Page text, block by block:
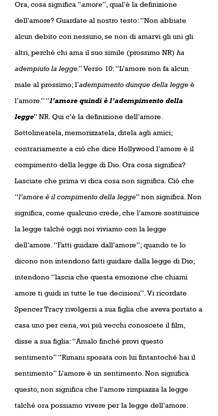
Ora, cosa significa “amore”, qual’è la definizione
dell’amore? Guardate al nostro testo: “Non abbiate
alcun debito con nessuno, se non di amarvi gli uni gli
altri, perché chi ama il suo simile (prossimo NR) ha
adempiuto la legge.” Verso 10: “L’amore non fa alcun
male al prossimo; l’adempimento dunque della legge è
l’amore.” “l’amore quindi è l’adempimento della
legge” NR. Qui c’è la definizione dell’amore.
Sottolineatela, memorizzatela, ditela agli amici;
contrariamente a ciò che dice Hollywood l’amore è il
compimento della legge di Dio. Ora cosa significa?
Lasciate che prima vi dica cosa non significa. Ciò che
“l’amore è il compimento della legge” non significa. Non
significa, come qualcuno crede, che l’amore sostituisce
la legge talché oggi noi viviamo con la legge
dell’amore. “Fatti guidare dall’amore”; quando te lo
dicono non intendono fatti guidare dalla legge di Dio;
intendono “lascia che questa emozione che chiami
amore ti guidi in tutte le tue decisioni”. Vi ricordate
Spencer Tracy rivolgersi a sua figlia che aveva portato a
casa uno per cena, voi più vecchi conoscete il film,
disse a sua figlia: “Amalo finché provi questo
sentimento” “Rimani sposata con lui fintantoché hai il
sentimento” L’amore è un sentimento. Non significa
questo, non significa che l’amore rimpiazza la legge
talché ora possiamo vivere per la legge dell’amore.